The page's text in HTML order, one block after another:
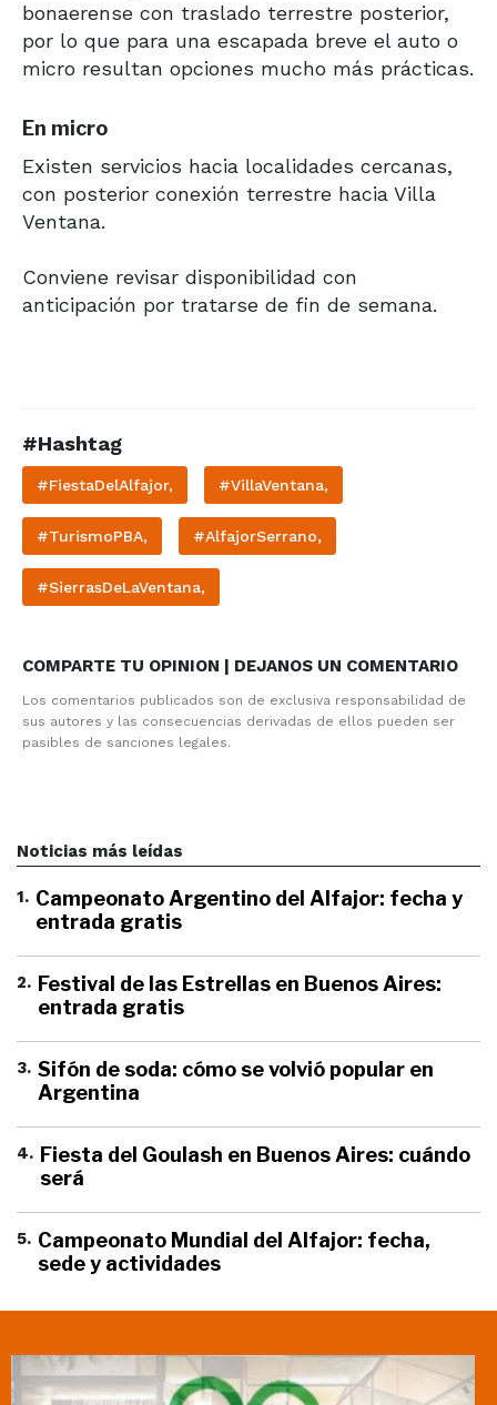
bonaerense con traslado terrestre posterior,
por lo que para una escapada breve el auto o
micro resultan opciones mucho más prácticas.
En micro
Existen servicios hacia localidades cercanas,
con posterior conexión terrestre hacia Villa
Ventana.
Conviene revisar disponibilidad con
anticipación por tratarse de fin de semana.
#Hashtag
#FiestaDelAlfajor, #VillaVentana,
#TurismoPBA, #AlfajorSerrano,
#SierrasDeLaVentana,
COMPARTE TU OPINION | DEJANOS UN COMENTARIO
Los comentarios publicados son de exclusiva responsabilidad de
sus autores y las consecuencias derivadas de ellos pueden ser
pasibles de sanciones legales.
Noticias más leídas
1. Campeonato Argentino del Alfajor: fecha y
entrada gratis
2. Festival de las Estrellas en Buenos Aires:
entrada gratis
3. Sifón de soda: cómo se volvió popular en
Argentina
4. Fiesta del Goulash en Buenos Aires: cuándo
será
5. Campeonato Mundial del Alfajor: fecha,
sede y actividades